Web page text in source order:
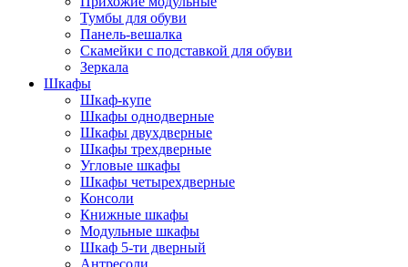
Тумбы для обуви
Панель-вешалка
Скамейки с подставкой для обуви
Зеркала
Шкафы
Шкаф-купе
Шкафы однодверные
Шкафы двухдверные
Шкафы трехдверные
Угловые шкафы
Шкафы четырехдверные
Консоли
Книжные шкафы
Модульные шкафы
Шкаф 5-ти дверный
Антресоли